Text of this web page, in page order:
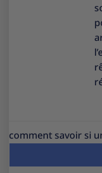
comment savoir si